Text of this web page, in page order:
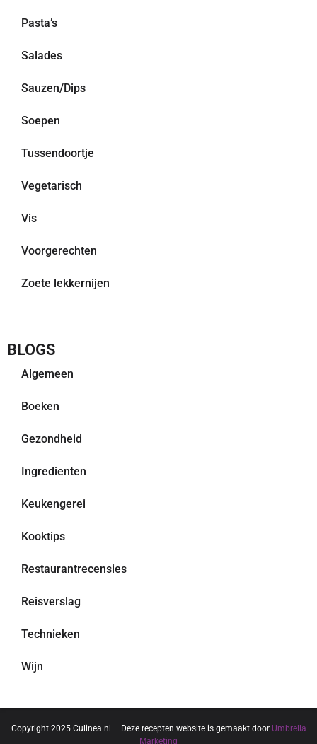
Pasta’s
Salades
Sauzen/Dips
Soepen
Tussendoortje
Vegetarisch
Vis
Voorgerechten
Zoete lekkernijen
BLOGS
Algemeen
Boeken
Gezondheid
Ingredienten
Keukengerei
Kooktips
Restaurantrecensies
Reisverslag
Technieken
Wijn
Copyright 2025 Culinea.nl – Deze recepten website is gemaakt door Umbrella
Marketing